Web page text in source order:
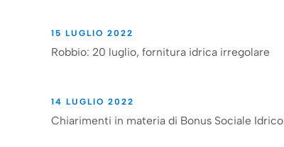
15 LUGLIO 2022
Robbio: 20 luglio, fornitura idrica irregolare
14 LUGLIO 2022
Chiarimenti in materia di Bonus Sociale Idrico